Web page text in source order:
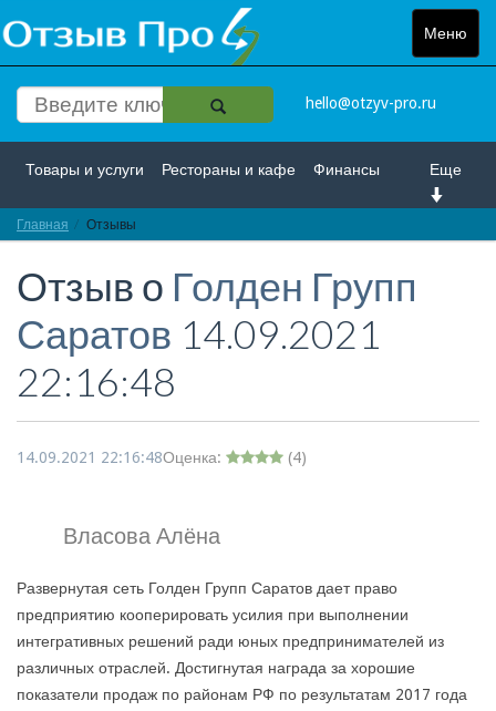
Меню
Toggle
hello@otzyv-pro.ru
Еще
Товары и услуги Рестораны и кафе Финансы
Красота и здоровье
Интернет Путешествие и отдых Транспорт
Недвижимость Работа Гос. учреждения
Личности Логистика
Главная Отзывы
Отзыв о Голден Групп
Саратов 14.09.2021
22:16:48
14.09.2021 22:16:48Оценка: (4)
Власова Алёна
Развернутая сеть Голден Групп Саратов дает право
предприятию кооперировать усилия при выполнении
интегративных решений ради юных предпринимателей из
различных отраслей. Достигнутая награда за хорошие
показатели продаж по районам РФ по результатам 2017 года